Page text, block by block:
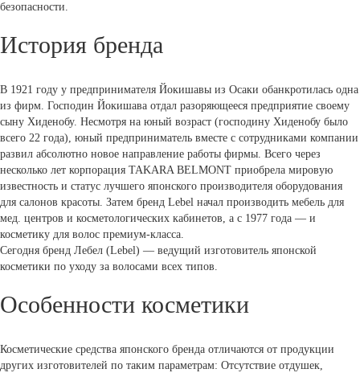
безопасности.
История бренда
В 1921 году у предпринимателя Йокишавы из Осаки обанкротилась одна
из фирм. Господин Йокишава отдал разоряющееся предприятие своему
сыну Хиденобу. Несмотря на юный возраст (господину Хиденобу было
всего 22 года), юный предприниматель вместе с сотрудниками компании
развил абсолютно новое направление работы фирмы. Всего через
несколько лет корпорация TAKARA BELMONT приобрела мировую
известность и статус лучшего японского производителя оборудования
для салонов красоты. Затем бренд Lebel начал производить мебель для
мед. центров и косметологических кабинетов, а с 1977 года — и
косметику для волос премиум-класса.
Сегодня бренд Лебел (Lebel) — ведущий изготовитель японской
косметики по уходу за волосами всех типов.
Особенности косметики
Косметические средства японского бренда отличаются от продукции
других изготовителей по таким параметрам: Отсутствие отдушек,